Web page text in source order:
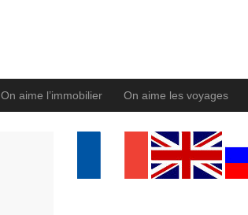
On aime l’immobilier On aime les voyages